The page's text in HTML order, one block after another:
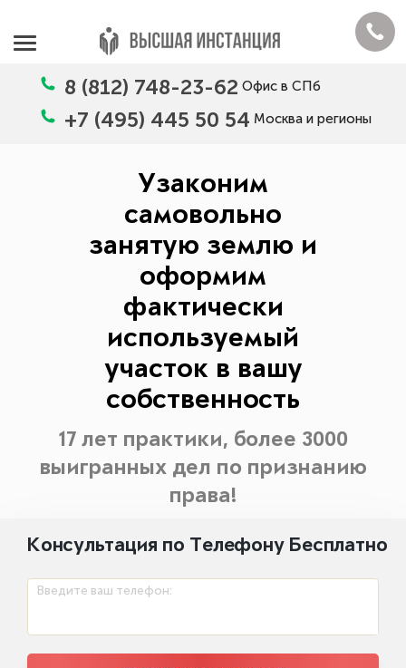
8 (812) 748-23-62 Офис в СПб
+7 (495) 445 50 54 Москва и регионы
Узаконим
самовольно
занятую землю и
оформим
фактически
используемый
участок в вашу
собственность
17 лет практики, более 3000
выигранных дел по признанию
права!
Консультация по Телефону Бесплатно
Введите ваш телефон: